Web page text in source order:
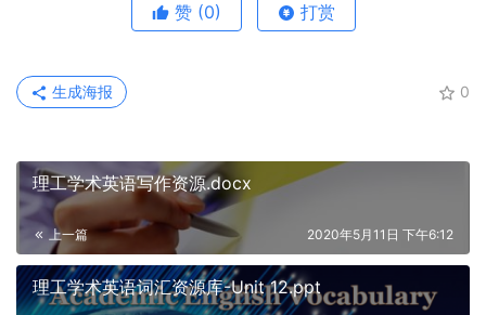
赞 (0) 打赏
0
生成海报
理工学术英语写作资源.docx
上一篇 2020年5月11日 下午6:12
理工学术英语词汇资源库-Unit 12.ppt